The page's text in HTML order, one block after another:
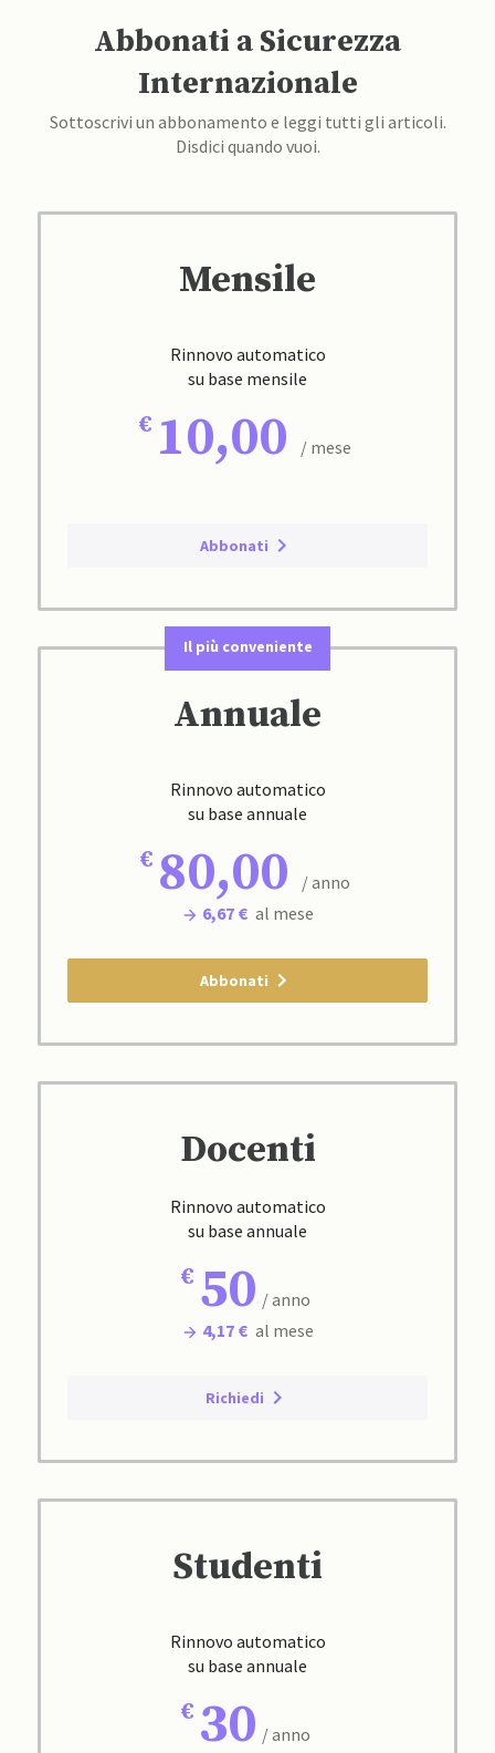
Abbonati a Sicurezza
Internazionale
Sottoscrivi un abbonamento e leggi tutti gli articoli.
Disdici quando vuoi.
Mensile
Rinnovo automatico
su base mensile
10,00 / mese
Abbonati
Il più conveniente
Annuale
Rinnovo automatico
su base annuale
80,00
/ anno
6,67 € al mese
Abbonati
Docenti
Rinnovo automatico
su base annuale
50 / anno
4,17 € al mese
Richiedi
Studenti
Rinnovo automatico
su base annuale
30 / anno